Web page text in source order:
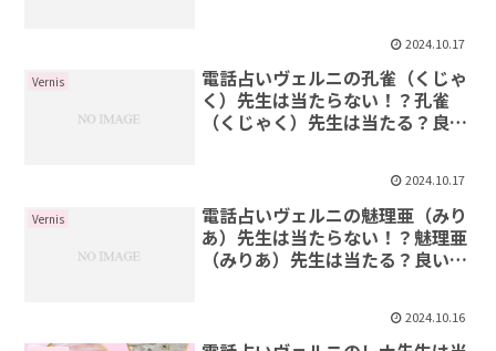
2024.10.17
Vernis
電話占いヴェルニの孔雀（くじゃ
く）先生は当たらない！？孔雀
（くじゃく）先生は当たる？良い
2024.10.17
Vernis
電話占いヴェルニの魅理亜（みり
あ）先生は当たらない！？魅理亜
（みりあ）先生は当たる？良い口
2024.10.16